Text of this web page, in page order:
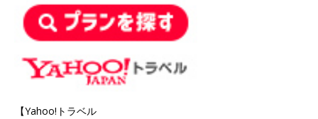
【Yahoo!トラベル